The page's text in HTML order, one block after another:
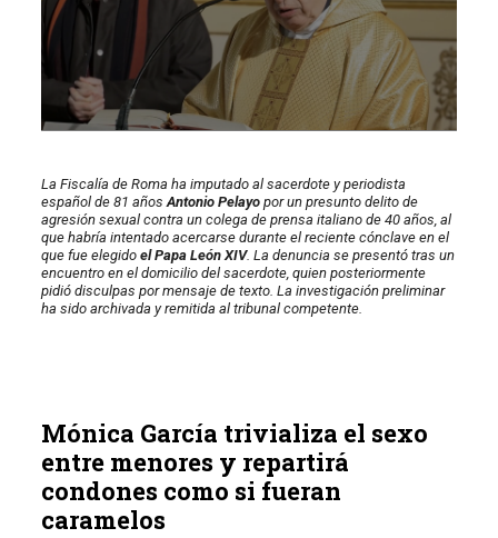
La Fiscalía de Roma ha imputado al sacerdote y periodista
español de 81 añosAntonio Pelayopor un presunto delito de
agresión sexual contra un colega de prensa italiano de 40 años, al
que habría intentado acercarse durante el reciente cónclave en el
que fue elegido el Papa León XIV. La denuncia se presentó tras un
encuentro en el domicilio del sacerdote, quien posteriormente
pidió disculpas por mensaje de texto. La investigación preliminar
ha sido archivada y remitida al tribunal competente.
Mónica García trivializa el sexo
entre menores y repartirá
condones como si fueran
caramelos